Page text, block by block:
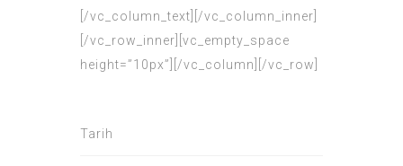
[/vc_column_text][/vc_column_inner]
[/vc_row_inner][vc_empty_space
height=”10px”][/vc_column][/vc_row]
Tarih